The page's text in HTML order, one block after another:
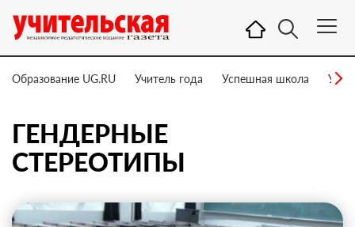
Образование UG.RU Учитель года Успешная школа
ГЕНДЕРНЫЕ
СТЕРЕОТИПЫ